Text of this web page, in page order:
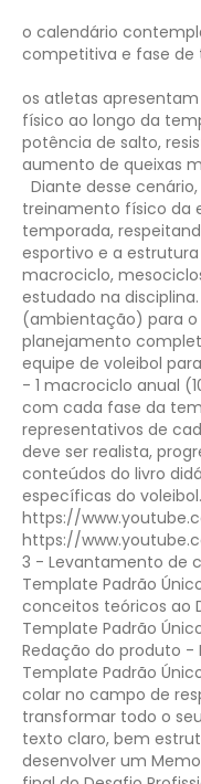
o calendário
competitiva e fase de
os atletas
físico ao longo da
potência de salto,
aumento de queixas
Diante desse
treinamento físico da
temporada,
esportivo e a
macrociclo,
estudado na disciplina.
(ambientação) para o
planejamento
equipe de voleibol
- 1 macrociclo anual
com cada fase da
representativos de
deve ser realista,
conteúdos do livro
específicas do voleibol.
https://
https://
3 - Levantamento de
Template Padrão
conceitos teóricos ao
Template Padrão
Redação do produto
Template Padrão
colar no campo de
transformar todo o
texto claro, bem
desenvolver um